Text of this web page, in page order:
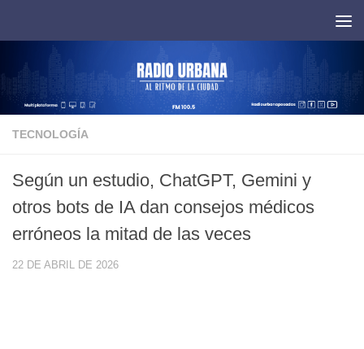
TECNOLOGÍA
Según un estudio, ChatGPT, Gemini y
otros bots de IA dan consejos médicos
erróneos la mitad de las veces
22 DE ABRIL DE 2026